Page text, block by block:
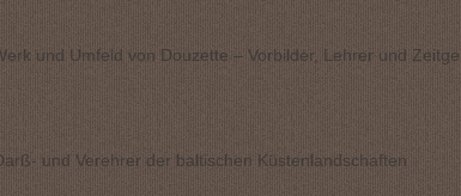
und Umfeld von Douzette – Vorbilder, Lehrer und
und Verehrer der baltischen Küstenlandschaften